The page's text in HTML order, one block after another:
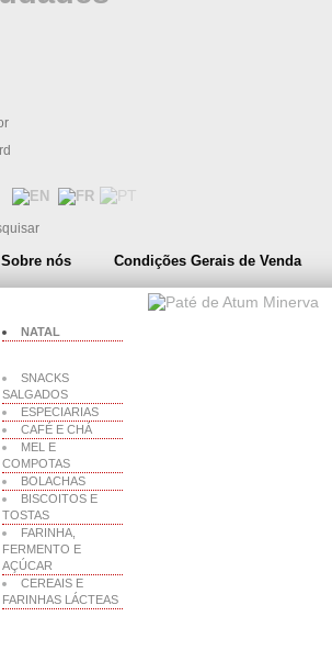
Sobre nós Condições Gerais de Venda
NATAL
SNACKS
SALGADOS
ESPECIARIAS
CAFÉ E CHÁ
MEL E
COMPOTAS
BOLACHAS
BISCOITOS E
TOSTAS
FARINHA,
FERMENTO E
AÇÚCAR
CEREAIS E
FARINHAS LÁCTEAS